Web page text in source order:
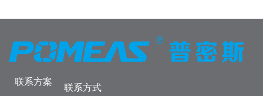
联系方案 联系方式